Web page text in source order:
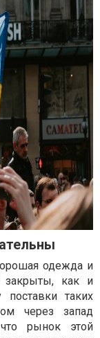
одежда и
закрыты, как и
поставки таких
через запад
рынок этой